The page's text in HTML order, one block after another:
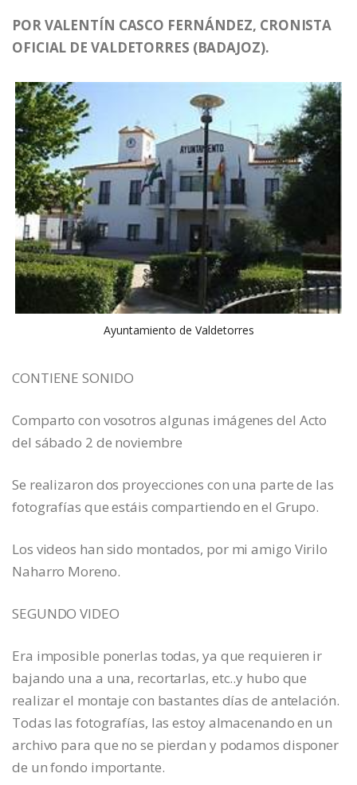
POR VALENTÍN CASCO FERNÁNDEZ, CRONISTA
OFICIAL DE VALDETORRES (BADAJOZ).
Ayuntamiento de Valdetorres
CONTIENE SONIDO
Comparto con vosotros algunas imágenes del Acto
del sábado 2 de noviembre
Se realizaron dos proyecciones con una parte de las
fotografías que estáis compartiendo en el Grupo.
Los videos han sido montados, por mi amigo Virilo
Naharro Moreno.
SEGUNDO VIDEO
Era imposible ponerlas todas, ya que requieren ir
bajando una a una, recortarlas, etc..y hubo que
realizar el montaje con bastantes días de antelación.
Todas las fotografías, las estoy almacenando en un
archivo para que no se pierdan y podamos disponer
de un fondo importante.